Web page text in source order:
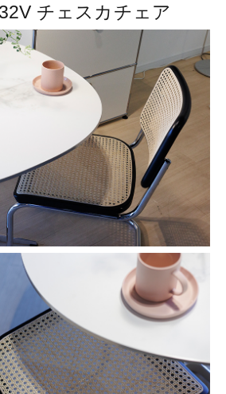
チェスカチェア